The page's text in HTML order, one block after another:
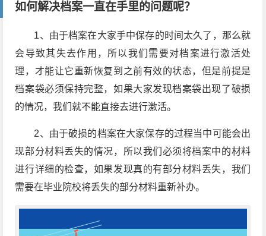
如何解决档案一直在手里的问题呢？
1、由于档案在大家手中保存的时间太久了，那么就
会导致其失去作用，所以我们需要对档案进行激活处
理，才能让它重新恢复到之前有效的状态，但是前提是
档案袋必须保持完整，如果大家发现档案袋出现了破损
的情况，我们就不能直接去进行激活。
2、由于破损的档案在大家保存的过程当中可能会出
现部分材料丢失的情况，所以我们必须将档案中的材料
进行详细的检查，如果发现真的有部分材料丢失，我们
需要在毕业院校将丢失的部分材料重新补办。